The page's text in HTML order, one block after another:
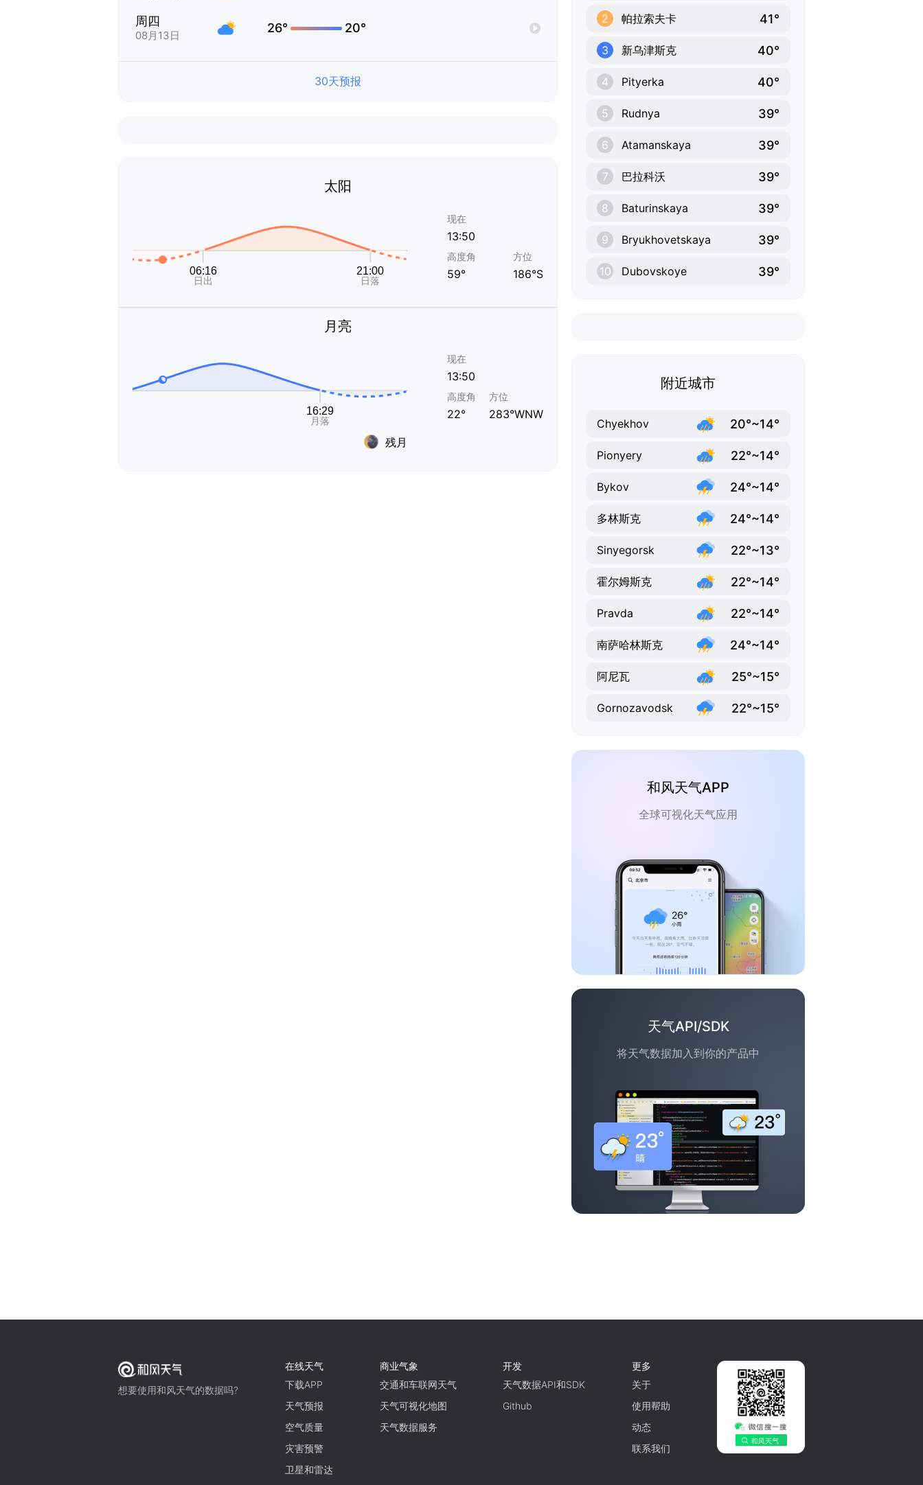
周四
08月13日
26° 20°
30天预报
太阳
现在
13:50
高度角
59°
方位
186°S
月亮
残月
现在
13:50
高度角
22°
方位
283°WNW
2 帕拉索夫卡 41°
3 新乌津斯克 40°
4 Pityerka 40°
5 Rudnya 39°
6 Atamanskaya 39°
7 巴拉科沃 39°
8 Baturinskaya 39°
9 Bryukhovetskaya 39°
10 Dubovskoye 39°
附近城市
Chyekhov 20°~14°
Pionyery 22°~14°
Bykov 24°~14°
多林斯克 24°~14°
Sinyegorsk 22°~13°
霍尔姆斯克 22°~14°
Pravda 22°~14°
南萨哈林斯克 24°~14°
阿尼瓦 25°~15°
Gornozavodsk 22°~15°
和风天气APP
全球可视化天气应用
天气API/SDK
将天气数据加入到你的产品中
想要使用和风天气的数据吗?
在线天气
下载APP
天气预报
空气质量
灾害预警
卫星和雷达
商业气象
交通和车联网天气
天气可视化地图
天气数据服务
开发
天气数据API和SDK
Github
更多
关于
使用帮助
动态
联系我们